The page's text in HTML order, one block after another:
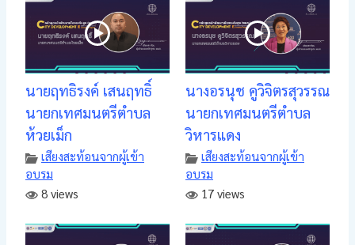
นายฤทธิรงค์ เสนฤทธิ์
นายกเทศมนตรีตำบล
ห้วยเม็ก
เสียงสะท้อนจากผู้เข้า
อบรม
8 views
นางอรนุช คูวิจิตรสุวรรณ
นายกเทศมนตรีตำบล
วิหารแดง
เสียงสะท้อนจากผู้เข้า
อบรม
17 views